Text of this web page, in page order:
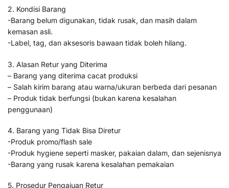
2. Kondisi Barang
-Barang belum digunakan, tidak rusak, dan masih dalam
kemasan asli.
-Label, tag, dan aksesoris bawaan tidak boleh hilang.
3. Alasan Retur yang Diterima
– Barang yang diterima cacat produksi
– Salah kirim barang atau warna/ukuran berbeda dari pesanan
– Produk tidak berfungsi (bukan karena kesalahan
penggunaan)
4. Barang yang Tidak Bisa Diretur
-Produk promo/flash sale
-Produk hygiene seperti masker, pakaian dalam, dan sejenisnya
-Barang yang rusak karena kesalahan pemakaian
5. Prosedur Pengajuan Retur